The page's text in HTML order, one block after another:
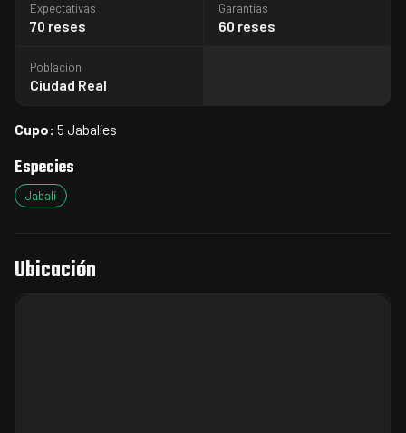
Expectativas
70 reses
Garantías
60 reses
Población
Ciudad Real
Cupo: 5 Jabalíes
Especies
Jabalí
Ubicación